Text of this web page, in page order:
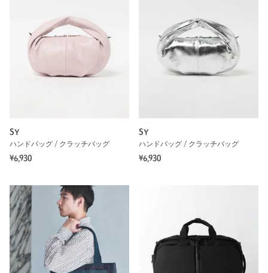
SY
ハンドバッグ / クラッチバッグ
¥6,930
SY
ハンドバッグ / クラッチバッグ
¥6,930